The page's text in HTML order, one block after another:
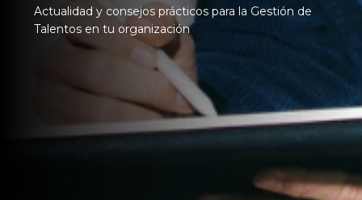
Actualidad y consejos prácticos para la Gestión de
Talentos en tu organización